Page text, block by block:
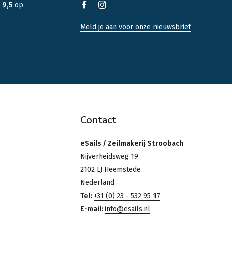
9,5 op
Meld je aan voor onze nieuwsbrief
Contact
eSails / Zeilmakerij Stroobach
Nijverheidsweg 19
2102 LJ Heemstede
Nederland
Tel: +31 (0) 23 - 532 95 17
E-mail: info@esails.nl